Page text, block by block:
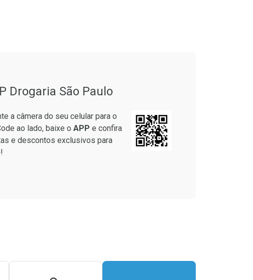
Drogaria São Paulo
a câmera do seu celular para o
ao lado, baixe o APP e confira
e descontos exclusivos para